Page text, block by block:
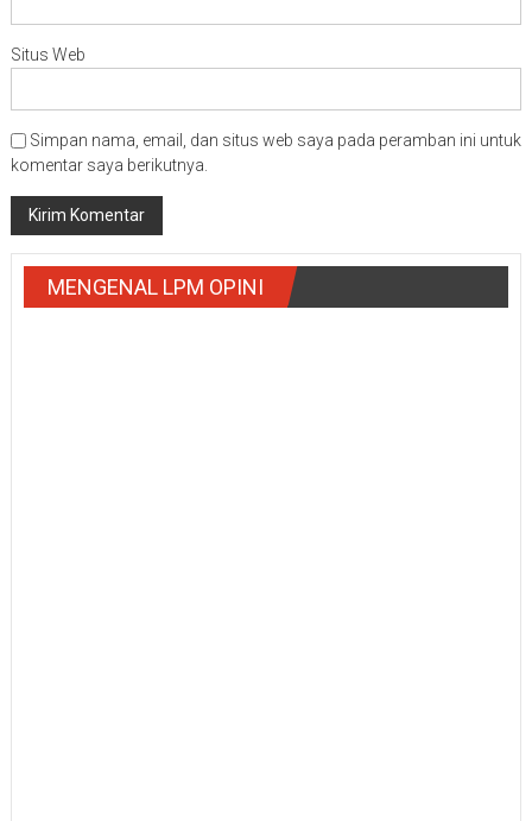
Situs Web
Simpan nama, email, dan situs web saya pada peramban ini untuk
komentar saya berikutnya.
MENGENAL LPM OPINI